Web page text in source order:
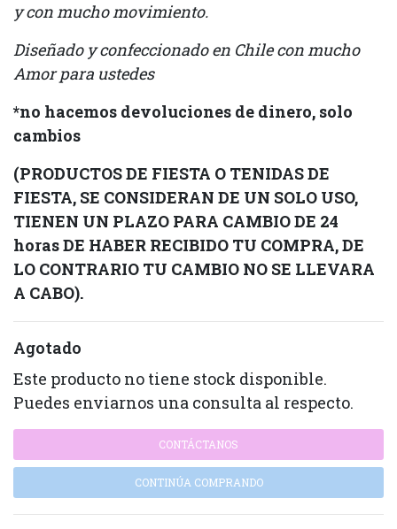
y con mucho movimiento.
Diseñado y confeccionado en Chile con mucho
Amor para ustedes
*no hacemos devoluciones de dinero, solo
cambios
(PRODUCTOS DE FIESTA O TENIDAS DE
FIESTA, SE CONSIDERAN DE UN SOLO USO,
TIENEN UN PLAZO PARA CAMBIO DE 24
horas DE HABER RECIBIDO TU COMPRA, DE
LO CONTRARIO TU CAMBIO NO SE LLEVARA
A CABO).
Agotado
Este producto no tiene stock disponible.
Puedes enviarnos una consulta al respecto.
CONTÁCTANOS
CONTINÚA COMPRANDO